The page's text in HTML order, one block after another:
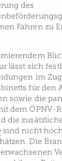
des
Fahren zu
lässt sich
im
für den
sowie die
dem ÖPNV-
die
sind nicht
Die